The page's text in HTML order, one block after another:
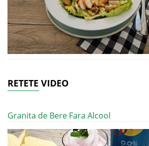
RETETE VIDEO
Granita de Bere Fara Alcool